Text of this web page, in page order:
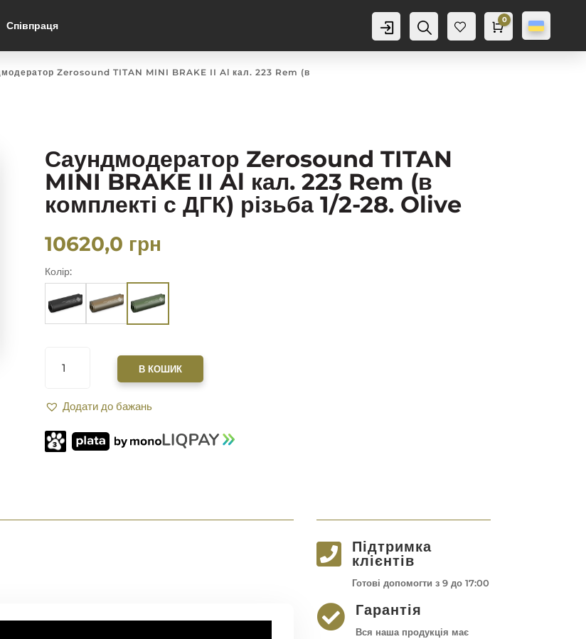
Співпраця Аккаунт
Пошук
Баж
Cart
0
0,0грн
Zerosound TITAN MINI BRAKE II Al кал. 223 Rem (в
Саундмодератор Zerosound TITAN
MINI BRAKE II Al кал. 223 Rem (в
комплекті с ДГК) різьба 1/2-28. Olive
10620,0 грн
Колір:
ZEROSOUND
BRAKE
AL
КАЛ.
В КОШИК
Додати до бажань

Підтримка
клієнтів
Готові допомогти з 9 до 17:00
 Гарантія
Вся наша продукція має